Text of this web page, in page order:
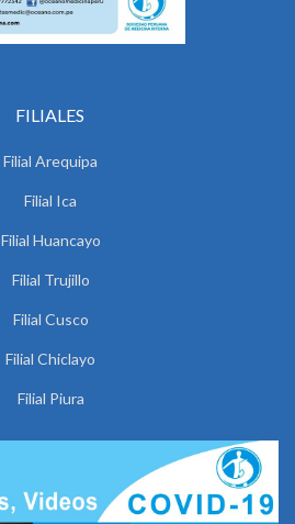
FILIALES
Filial Arequipa
Filial Ica
Filial Huancayo
Filial Trujillo
Filial Cusco
Filial Chiclayo
Filial Piura